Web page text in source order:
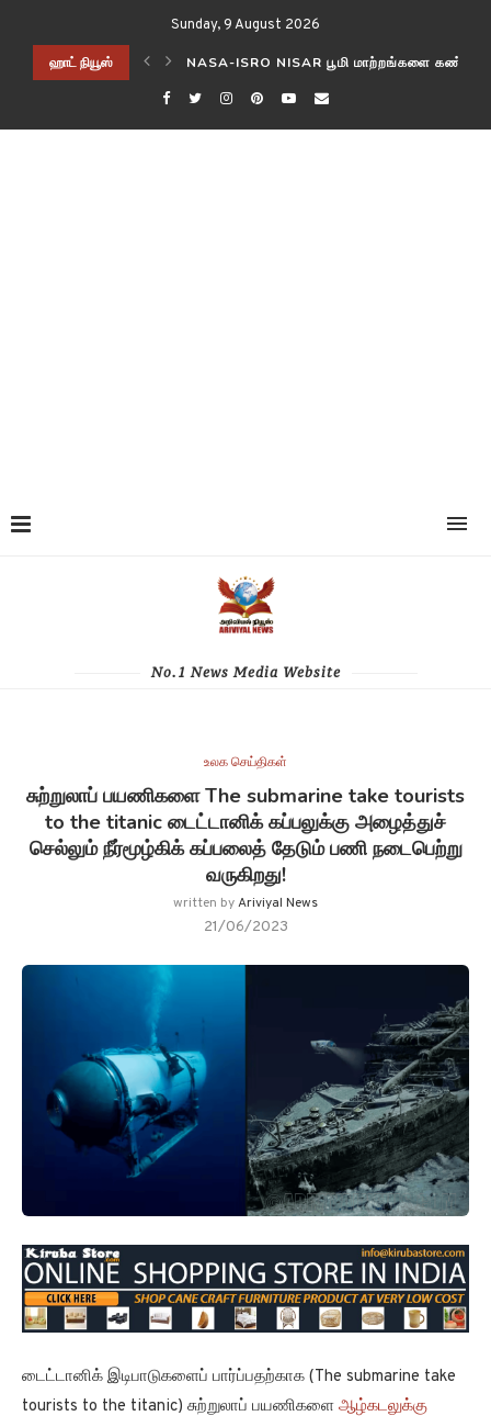
Sunday, 9 August 2026
ஹாட் நியூஸ்
விஞ்ஞானிகள்! NASA-ISRO NISAR பூமி மாற்றங்களை
No.1 News Media Website
உலக செய்திகள்
சுற்றுலாப் பயணிகளை The submarine take tourists
to the titanic டைட்டானிக் கப்பலுக்கு அழைத்துச்
செல்லும் நீர்மூழ்கிக் கப்பலைத் தேடும் பணி நடைபெற்று
வருகிறது!
written byAriviyal News
21/06/2023
டைட்டானிக் இடிபாடுகளைப் பார்ப்பதற்காக (The submarine take
tourists to the titanic) சுற்றுலாப் பயணிகளை ஆழ்கடலுக்கு